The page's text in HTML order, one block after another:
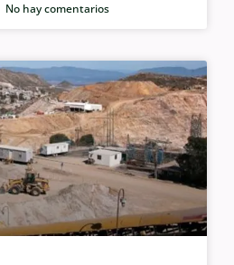
No hay comentarios